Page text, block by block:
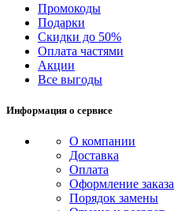
Промокоды
Подарки
Скидки до 50%
Оплата частями
Акции
Все выгоды
Информация о сервисе
О компании
Доставка
Оплата
Оформление заказа
Порядок замены